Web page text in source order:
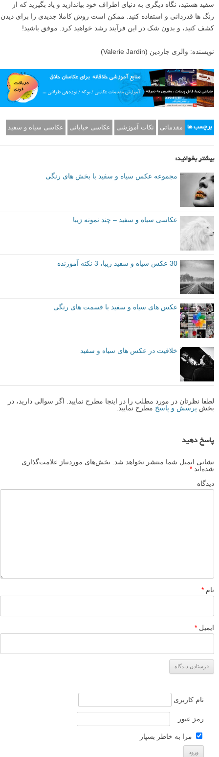
سفید هستید، نگاه دیگری به دنیای اطراف خود بیاندازید و یاد بگیرید که از
رنگ ها قدردانی و استفاده کنید. ممکن است روش کاملا جدیدی را برای دیدن
کشف کنید، و بدون شک در این فرآیند رشد خواهید کرد. موفق باشید!
نویسنده: والری جاردین (Valerie Jardin)
برچسب ها مقدماتی نکات آموزشی عکاسی خیابانی عکاسی سیاه و سفید
بیشتر بخوانید:
مجموعه عکس سیاه و سفید با بخش های رنگی
عکاسی سیاه و سفید – چند نمونه زیبا
30 عکس سیاه و سفید زیبا، 3 نکته آموزنده
عکس های سیاه و سفید با قسمت های رنگی
خلاقیت در عکس های سیاه و سفید
لطفا نظرتان در مورد مطلب را در اینجا مطرح نمایید. اگر سوالی دارید، در
بخش پرسش و پاسخ مطرح نمایید.
پاسخ دهید
نشانی ایمیل شما منتشر نخواهد شد.
بخش‌های موردنیاز علامت‌گذاری
شده‌اند *
دیدگاه
نام *
ایمیل *
نام کاربری
رمز عبور
مرا به خاطر بسپار